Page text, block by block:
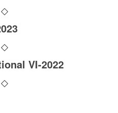
VI-2022